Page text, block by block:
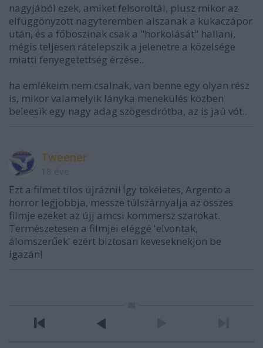
nagyjából ezek, amiket felsoroltál, plusz mikor az
elfüggönyzött nagyteremben alszanak a kukaczápor
után, és a főboszinak csak a "horkolását" hallani,
mégis teljesen rátelepszik a jelenetre a közelsége
miatti fenyegetettség érzése..
ha emlékeim nem csalnak, van benne egy olyan rész
is, mikor valamelyik lányka menekülés közben
beleesik egy nagy adag szögesdrótba, az is jaú vót..
Tweener
Ezt a filmet tilos újrázni! Így tökéletes, Argento a
horror legjobbja, messze túlszárnyalja az összes
filmje ezeket az újj amcsi kommersz szarokat.
Természetesen a filmjei eléggé 'elvontak,
álomszerűek' ezért biztosan keveseknekjön be
igazán!